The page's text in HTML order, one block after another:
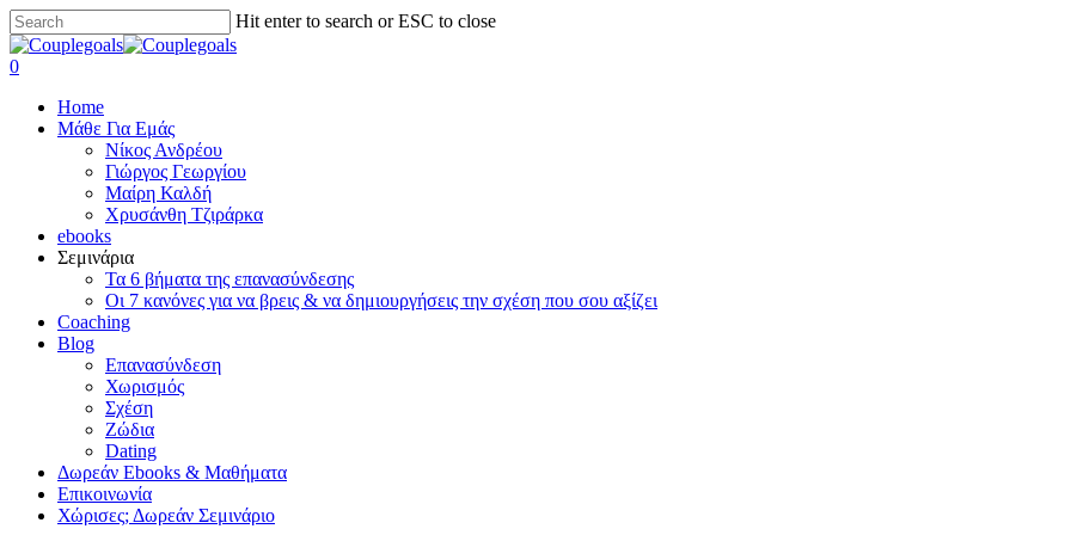
Skip
to
main
Hit enter to search or ESC to close
Close
Search
search
0
Home
Μάθε Για Εμάς
Νίκος Ανδρέου
Γιώργος Γεωργίου
Μαίρη Καλδή
Χρυσάνθη Τζιράρκα
ebooks
Σεμινάρια
Τα 6 βήματα της επανασύνδεσης
Οι 7 κανόνες για να βρεις & να δημιουργήσεις την σχέση που σου αξίζει
Coaching
Blog
Επανασύνδεση
Χωρισμός
Σχέση
Ζώδια
Dating
Δωρεάν Ebooks & Μαθήματα
Επικοινωνία
Χώρισες; Δωρεάν Σεμινάριο